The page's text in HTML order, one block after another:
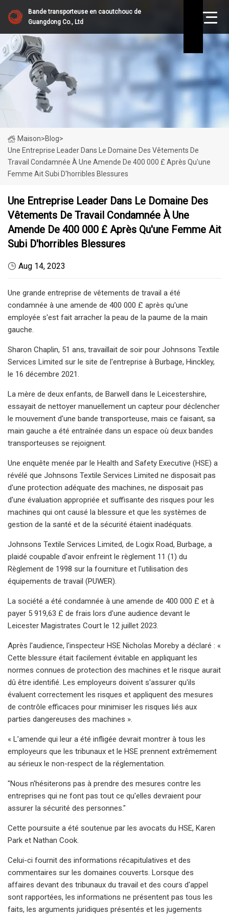
Bande transporteuse en caoutchouc de
Guangdong Co., Ltd
Maison>Blog>
Une Entreprise Leader Dans Le Domaine Des Vêtements De
Travail Condamnée À Une Amende De 400 000 £ Après Qu'une
Femme Ait Subi D'horribles Blessures
Une Entreprise Leader Dans Le Domaine Des
Vêtements De Travail Condamnée À Une
Amende De 400 000 £ Après Qu'une Femme Ait
Subi D'horribles Blessures
Aug 14, 2023
Une grande entreprise de vêtements de travail a été
condamnée à une amende de 400 000 £ après qu'une
employée s'est fait arracher la peau de la paume de la main
gauche.
Sharon Chaplin, 51 ans, travaillait de soir pour Johnsons Textile
Services Limited sur le site de l'entreprise à Burbage, Hinckley,
le 16 décembre 2021.
La mère de deux enfants, de Barwell dans le Leicestershire,
essayait de nettoyer manuellement un capteur pour déclencher
le mouvement d'une bande transporteuse, mais ce faisant, sa
main gauche a été entraînée dans un espace où deux bandes
transporteuses se rejoignent.
Une enquête menée par le Health and Safety Executive (HSE) a
révélé que Johnsons Textile Services Limited ne disposait pas
d'une protection adéquate des machines, ne disposait pas
d'une évaluation appropriée et suffisante des risques pour les
machines qui ont causé la blessure et que les systèmes de
gestion de la santé et de la sécurité étaient inadéquats.
Johnsons Textile Services Limited, de Logix Road, Burbage, a
plaidé coupable d'avoir enfreint le règlement 11 (1) du
Règlement de 1998 sur la fourniture et l'utilisation des
équipements de travail (PUWER).
La société a été condamnée à une amende de 400 000 £ et à
payer 5 919,63 £ de frais lors d'une audience devant le
Leicester Magistrates Court le 12 juillet 2023.
Après l'audience, l'inspecteur HSE Nicholas Moreby a déclaré : «
Cette blessure était facilement évitable en appliquant les
normes connues de protection des machines et le risque aurait
dû être identifié. Les employeurs doivent s'assurer qu'ils
évaluent correctement les risques et appliquent des mesures
de contrôle efficaces pour minimiser les risques liés aux
parties dangereuses des machines ».
« L’amende qui leur a été infligée devrait montrer à tous les
employeurs que les tribunaux et le HSE prennent extrêmement
au sérieux le non-respect de la réglementation.
"Nous n'hésiterons pas à prendre des mesures contre les
entreprises qui ne font pas tout ce qu'elles devraient pour
assurer la sécurité des personnes."
Cette poursuite a été soutenue par les avocats du HSE, Karen
Park et Nathan Cook.
Celui-ci fournit des informations récapitulatives et des
commentaires sur les domaines couverts. Lorsque des
affaires devant des tribunaux du travail et des cours d'appel
sont rapportées, les informations ne présentent pas tous les
faits, les arguments juridiques présentés et les jugements